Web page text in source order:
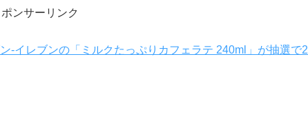
ンサーリンク
‐イレブンの「ミルクたっぷりカフェラテ 240ml」が抽選で2